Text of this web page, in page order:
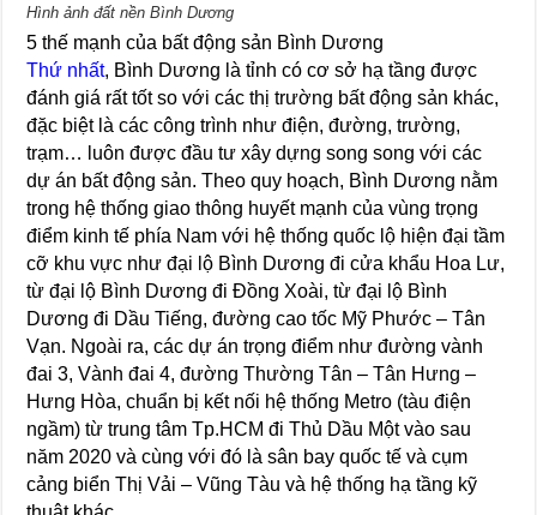
Hình ảnh đất nền Bình Dương
5 thế mạnh của bất động sản Bình Dương
Thứ nhất, Bình Dương là tỉnh có cơ sở hạ tầng được
đánh giá rất tốt so với các thị trường bất động sản khác,
đặc biệt là các công trình như điện, đường, trường,
trạm… luôn được đầu tư xây dựng song song với các
dự án bất động sản. Theo quy hoạch, Bình Dương nằm
trong hệ thống giao thông huyết mạnh của vùng trọng
điểm kinh tế phía Nam với hệ thống quốc lộ hiện đại tầm
cỡ khu vực như đại lộ Bình Dương đi cửa khẩu Hoa Lư,
từ đại lộ Bình Dương đi Đồng Xoài, từ đại lộ Bình
Dương đi Dầu Tiếng, đường cao tốc Mỹ Phước – Tân
Vạn. Ngoài ra, các dự án trọng điểm như đường vành
đai 3, Vành đai 4, đường Thường Tân – Tân Hưng –
Hưng Hòa, chuẩn bị kết nối hệ thống Metro (tàu điện
ngầm) từ trung tâm Tp.HCM đi Thủ Dầu Một vào sau
năm 2020 và cùng với đó là sân bay quốc tế và cụm
cảng biển Thị Vải – Vũng Tàu và hệ thống hạ tầng kỹ